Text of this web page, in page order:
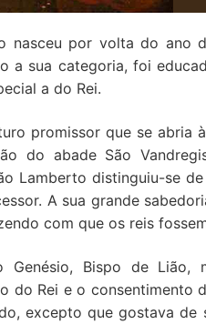
nasceu por volta do ano
a sua categoria, foi
a do Rei.
promissor que se abria
do abade São
Lamberto distinguiu-se
A sua grande
com que os reis
Genésio, Bispo de
do Rei e o
excepto que gostava